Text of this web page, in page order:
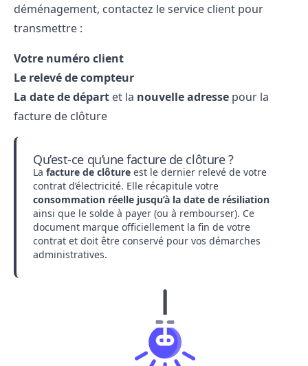
déménagement, contactez le service client pour
transmettre :
Votre numéro client
Le relevé de compteur
La date de départ et la nouvelle adresse pour la
facture de clôture
Qu’est-ce qu’une facture de clôture ?
La facture de clôture est le dernier relevé de votre
contrat d’électricité. Elle récapitule votre
consommation réelle jusqu’à la date de résiliation
ainsi que le solde à payer (ou à rembourser). Ce
document marque officiellement la fin de votre
contrat et doit être conservé pour vos démarches
administratives.